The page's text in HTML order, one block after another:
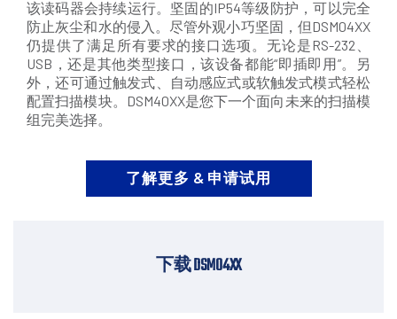
该读码器会持续运行。坚固的IP54等级防护，可以完全
防止灰尘和水的侵入。尽管外观小巧坚固，但DSM04XX
仍提供了满足所有要求的接口选项。无论是RS-232、
USB，还是其他类型接口，该设备都能“即插即用”。另
外，还可通过触发式、自动感应式或软触发式模式轻松
配置扫描模块。DSM40XX是您下一个面向未来的扫描模
组完美选择。
了解更多 & 申请试用
下载 DSM04XX